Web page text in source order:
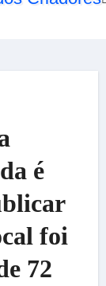
é
foi
72